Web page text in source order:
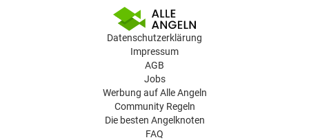
Datenschutzerklärung
Impressum
AGB
Jobs
Werbung auf Alle Angeln
Community Regeln
Die besten Angelknoten
FAQ